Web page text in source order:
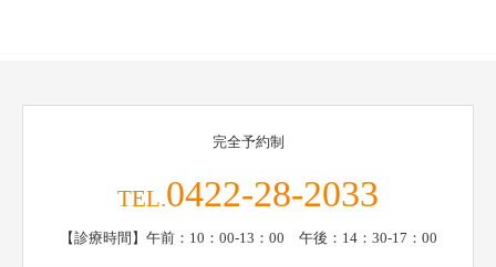
完全予約制
TEL.0422-28-2033
【診療時間】午前：10：00-13：00 午後：14：30-17：00